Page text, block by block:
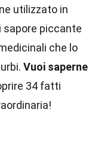
utilizzato in
sapore piccante
che lo
Vuoi saperne
34 fatti